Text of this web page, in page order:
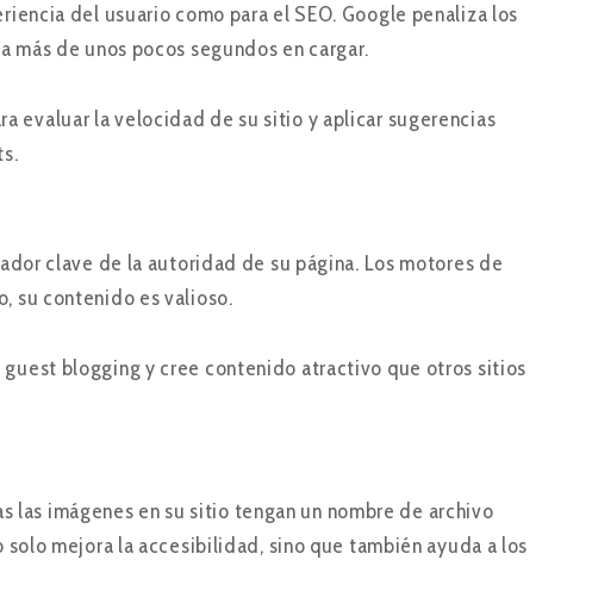
del usuario como para el SEO. Google penaliza los
de unos pocos segundos en cargar.
evaluar la velocidad de su sitio y aplicar sugerencias
clave de la autoridad de su página. Los motores de
su contenido es valioso.
blogging y cree contenido atractivo que otros sitios
las imágenes en su sitio tengan un nombre de archivo
mejora la accesibilidad, sino que también ayuda a los